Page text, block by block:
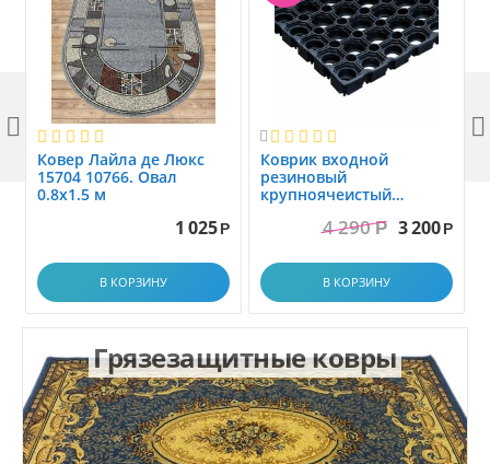
Ковер Лайла де Люкс
15704 10766. Овал
0.8x1.5 м
1 025 Р
В КОРЗИНУ

Коврик вxодной
резиновый
крупноячеистый
1.0x1.5 м4 290 Р 3 200 Р
В КОРЗИНУ
 
Грязезащитные ковры